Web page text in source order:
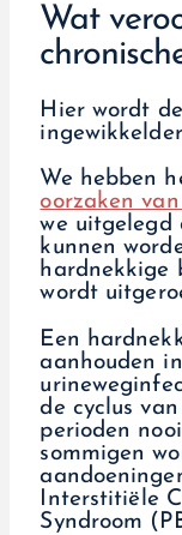
Wat
Hier wordt
We hebben
oorzaken
we uitgelegd
kunnen
hardnekkige
wordt
Een
aanhouden
de cyclus
perioden
sommigen
Interstitiële
Syndroom